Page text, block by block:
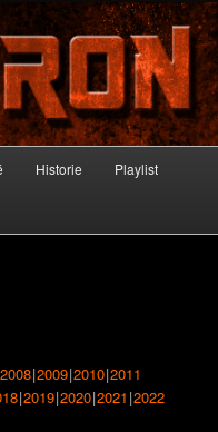
Historie Playlist
2008 2009 2010 2011
2019 2020 2021 2022